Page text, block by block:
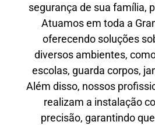
segurança de sua família,
Atuamos em toda a
oferecendo soluções
diversos ambientes,
escolas, guarda corpos,
Além disso, nossos
realizam a instalação
precisão, garantindo